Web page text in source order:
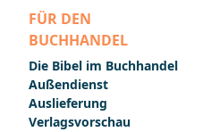
wenden
BibelgesellschaftBalinger
FÜR DEN
BUCHHANDEL
Die Bibel im Buchhandel
Außendienst
Auslieferung
Verlagsvorschau